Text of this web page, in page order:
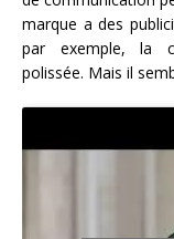
marque a des
par exemple, la
polissée. Mais il